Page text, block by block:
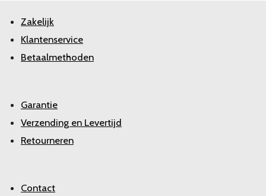
Zakelijk
Klantenservice
Betaalmethoden
Garantie
Verzending en Levertijd
Retourneren
Contact